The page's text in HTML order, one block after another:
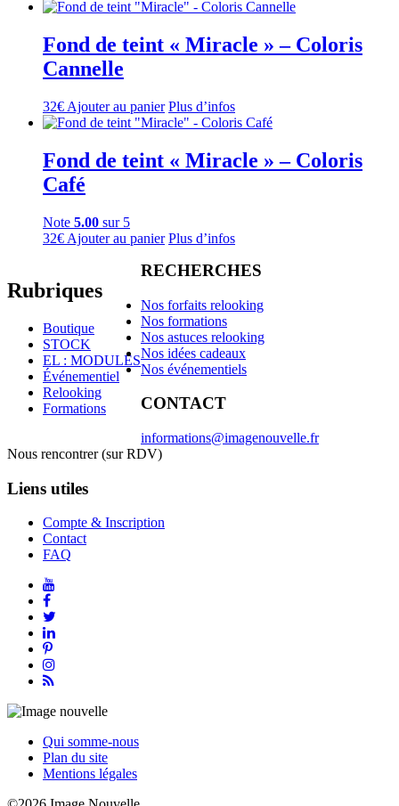
Fond de teint « Miracle » – Coloris
Cannelle
32€ Ajouter au panier Plus d’infos
Fond de teint « Miracle » – Coloris
Café
Note 5.00 sur 5
32€ Ajouter au panier Plus d’infos
Rubriques
Boutique
STOCK
EL : MODULES
Événementiel
Relooking
Formations
RECHERCHES
Nos forfaits relooking
Nos formations
Nos astuces relooking
Nos idées cadeaux
Nos événementiels
CONTACT
informations@imagenouvelle.fr
Nous rencontrer (sur RDV)
Liens utiles
Compte & Inscription
Contact
FAQ
Qui somme-nous
Plan du site
Mentions légales